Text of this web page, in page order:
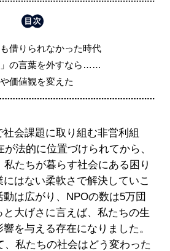
借りられなかった時代
」の言葉を外すなら……
価値観を変えた
会課題に取り組む非営利組
法的に位置づけられてから、
たちが暮らす社会にある困り
はない柔軟さで解決していこ
は広がり、NPOの数は5万団
大げさに言えば、私たちの生
を与える存在になりました。
、私たちの社会はどう変わった